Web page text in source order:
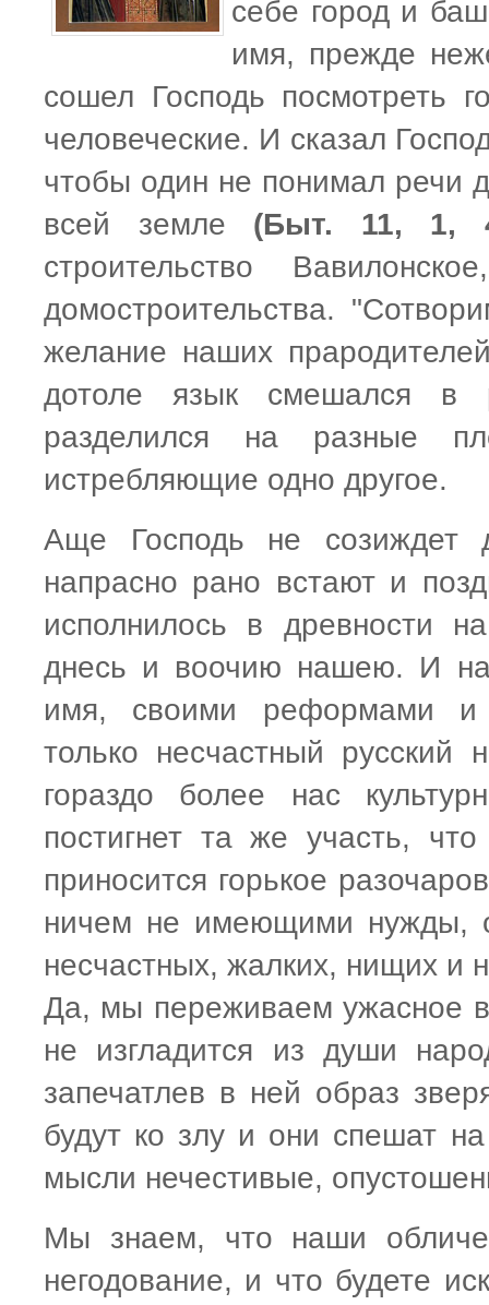
себе город и
имя, прежде
сошел Господь посмотреть
человеческие. И сказал
чтобы один не понимал речи
всей земле (Быт. 11, 1,
строительство
домостроительства.
желание наших
дотоле язык смешался в
разделился на разные
истребляющие одно другое.
Аще Господь не созиждет
напрасно рано встают и
исполнилось в древности
днесь и воочию нашею. И
имя, своими реформами и
только несчастный
гораздо более нас
постигнет та же участь,
приносится горькое
ничем не имеющими нужды,
несчастных, жалких, нищих и
Да, мы переживаем ужасное
не изгладится из души
запечатлев в ней образ
будут ко злу и они спешат
мысли нечестивые,
Мы знаем, что наши
негодование, и что будете